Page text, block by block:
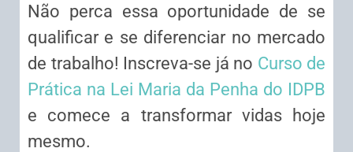
Não perca essa oportunidade de se
qualificar e se diferenciar no mercado
de trabalho! Inscreva-se já no Curso de
Prática na Lei Maria da Penha do IDPB
e comece a transformar vidas hoje
mesmo.